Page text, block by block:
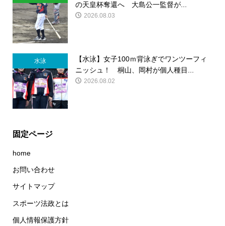
の天皇杯奪還へ 大島公一監督が...
2026.08.03
水泳
【水泳】女子100ｍ背泳ぎでワンツーフィ
ニッシュ！ 桐山、岡村が個人種目...
2026.08.02
固定ページ
home
お問い合わせ
サイトマップ
スポーツ法政とは
個人情報保護方針